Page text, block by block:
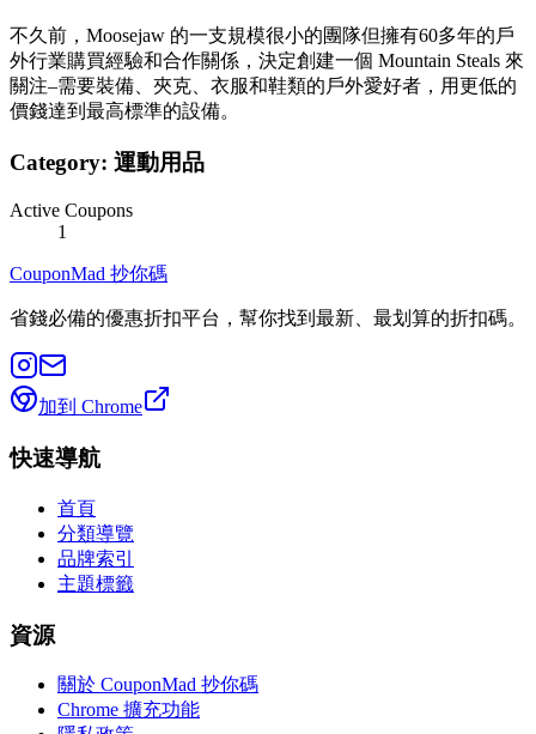
不久前，Moosejaw 的一支規模很小的團隊但擁有60多年的戶
外行業購買經驗和合作關係，決定創建一個 Mountain Steals 來
關注–需要裝備、夾克、衣服和鞋類的戶外愛好者，用更低的
價錢達到最高標準的設備。
Category: 運動用品
Active Coupons
1
CouponMad 抄你碼
省錢必備的優惠折扣平台，幫你找到最新、最划算的折扣碼。
加到 Chrome
快速導航
首頁
分類導覽
品牌索引
主題標籤
資源
關於 CouponMad 抄你碼
Chrome 擴充功能